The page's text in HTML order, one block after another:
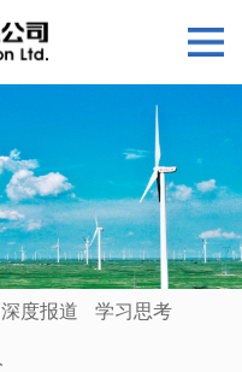
深度报道 学习思考